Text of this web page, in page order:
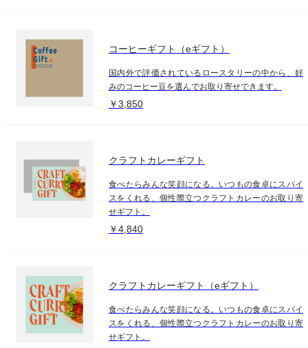
コーヒーギフト（eギフト）
国内外で評価されているロースタリーの中から、好
みのコーヒー豆を選んでお取り寄せできます。
￥3,850
クラフトカレーギフト
食べたらみんな笑顔になる。いつもの食卓にスパイ
スをくれる、個性際立つクラフトカレーのお取り寄
せギフト。
￥4,840
クラフトカレーギフト（eギフト）
食べたらみんな笑顔になる。いつもの食卓にスパイ
スをくれる、個性際立つクラフトカレーのお取り寄
せギフト。